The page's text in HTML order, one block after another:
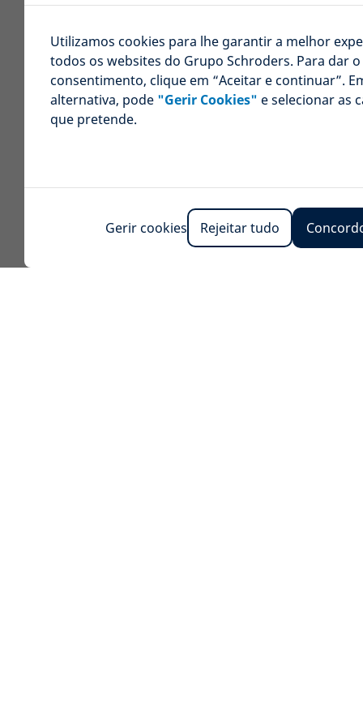
Utilizamos cookies para lhe garantir a melhor
todos os websites do Grupo Schroders. Para dar
consentimento, clique em “Aceitar e continuar”.
alternativa, pode "Gerir Cookies" e selecionar as
que pretende.
Rejeitar tudo
Gerir cookies